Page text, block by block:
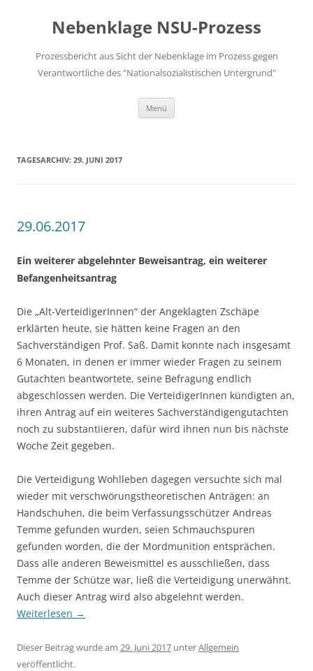
springenNebenklage NSU-Prozess
Prozessbericht aus Sicht der Nebenklage im Prozess gegen
Verantwortliche des "Nationalsozialistischen Untergrund"
Menü
TAGESARCHIV: 29. JUNI 2017
29.06.2017
Ein weiterer abgelehnter Beweisantrag, ein weiterer
Befangenheitsantrag
Die „Alt-VerteidigerInnen“ der Angeklagten Zschäpe
erklärten heute, sie hätten keine Fragen an den
Sachverständigen Prof. Saß. Damit konnte nach insgesamt
6 Monaten, in denen er immer wieder Fragen zu seinem
Gutachten beantwortete, seine Befragung endlich
abgeschlossen werden. Die VerteidigerInnen kündigten an,
ihren Antrag auf ein weiteres Sachverständigengutachten
noch zu substantiieren, dafür wird ihnen nun bis nächste
Woche Zeit gegeben.
Die Verteidigung Wohlleben dagegen versuchte sich mal
wieder mit verschwörungstheoretischen Anträgen: an
Handschuhen, die beim Verfassungsschützer Andreas
Temme gefunden wurden, seien Schmauchspuren
gefunden worden, die der Mordmunition entsprächen.
Dass alle anderen Beweismittel es ausschließen, dass
Temme der Schütze war, ließ die Verteidigung unerwähnt.
Auch dieser Antrag wird also abgelehnt werden.
Weiterlesen →
Dieser Beitrag wurde am 29. Juni 2017 unterAllgemein
veröffentlicht.